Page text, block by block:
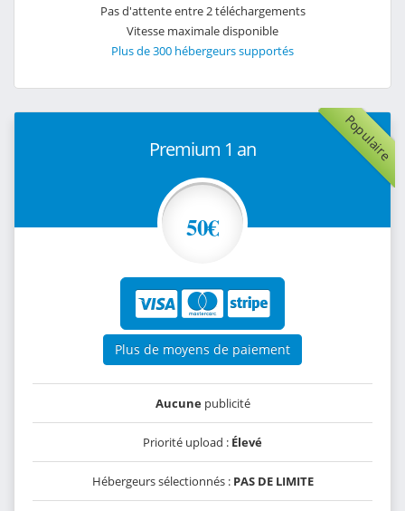
Pas d'attente entre 2 téléchargements
Vitesse maximale disponible
Plus de 300 hébergeurs supportés
Populaire
Premium 1 an
50€
Plus de moyens de paiement
Aucunepublicité
Priorité upload : Élevé
Hébergeurs sélectionnés : PAS DE LIMITE